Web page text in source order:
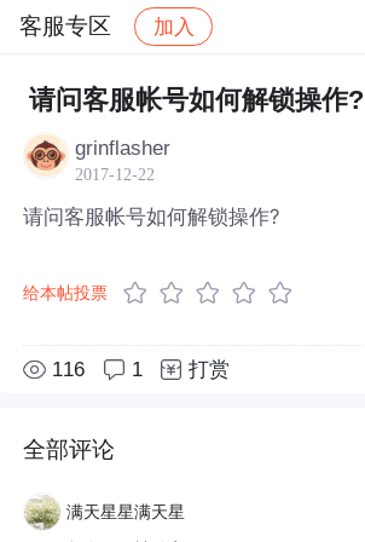
客服专区 加入
社区 客服专区 帖子详情
请问客服帐号如何解锁操作?
grinflasher
2017-12-22
请问客服帐号如何解锁操作?
给本帖投票
116 1 打赏
全部评论
满天星星满天星